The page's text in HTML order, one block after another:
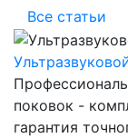
Все статьи
поковок -
гарантия